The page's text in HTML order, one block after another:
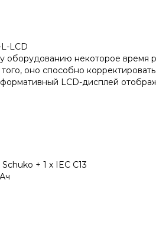
LCD
некоторое время
оно способно
LCD-дисплей
+ 1 х IEC C13